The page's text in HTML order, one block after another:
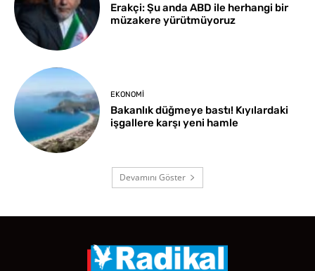
Erakçi: Şu anda ABD ile herhangi bir
müzakere yürütmüyoruz
EKONOMI
Bakanlık düğmeye bastı! Kıyılardaki
işgallere karşı yeni hamle
Devamını Göster